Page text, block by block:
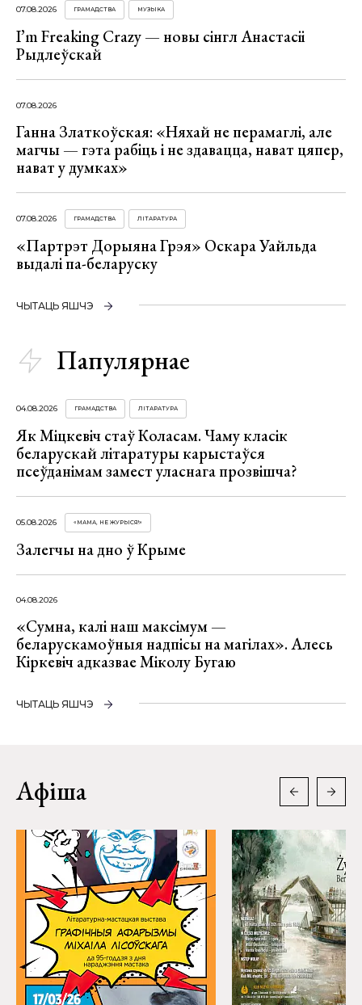
07.08.2026 ГРАМАДСТВА МУЗЫКА
I’m Freaking Crazy — новы сінгл Анастасіі
Рыдлеўскай
07.08.2026
Ганна Златкоўская: «Няхай не перамаглі, але
магчы — гэта рабіць і не здавацца, нават цяпер,
нават у думках»
07.08.2026 ГРАМАДСТВА ЛІТАРАТУРА
«Партрэт Дорыяна Грэя» Оскара Уайльда
выдалі па-беларуску
ЧЫТАЦЬ ЯШЧЭ
Папулярнае
04.08.2026 ГРАМАДСТВА ЛІТАРАТУРА
Як Міцкевіч стаў Коласам. Чаму класік
беларускай літаратуры карыстаўся
псеўданімам замест уласнага прозвішча?
05.08.2026 «МАМА, НЕ ЖУРЫСЯ!»
Залегчы на дно ў Крыме
04.08.2026
«Сумна, калі наш максімум —
беларускамоўныя надпісы на магілах». Алесь
Кіркевіч адказвае Міколу Бугаю
ЧЫТАЦЬ ЯШЧЭ
Афіша